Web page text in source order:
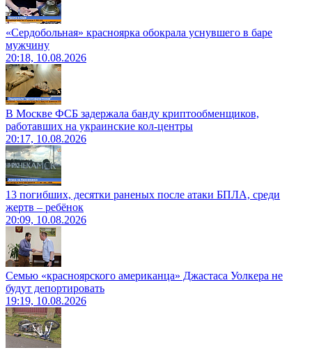
«Сердобольная» красноярка обокрала уснувшего в баре
мужчину
20:18, 10.08.2026
В Москве ФСБ задержала банду криптообменщиков,
работавших на украинские кол-центры
20:17, 10.08.2026
13 погибших, десятки раненых после атаки БПЛА, среди
жертв – ребёнок
20:09, 10.08.2026
Семью «красноярского американца» Джастаса Уолкера не
будут депортировать
19:19, 10.08.2026